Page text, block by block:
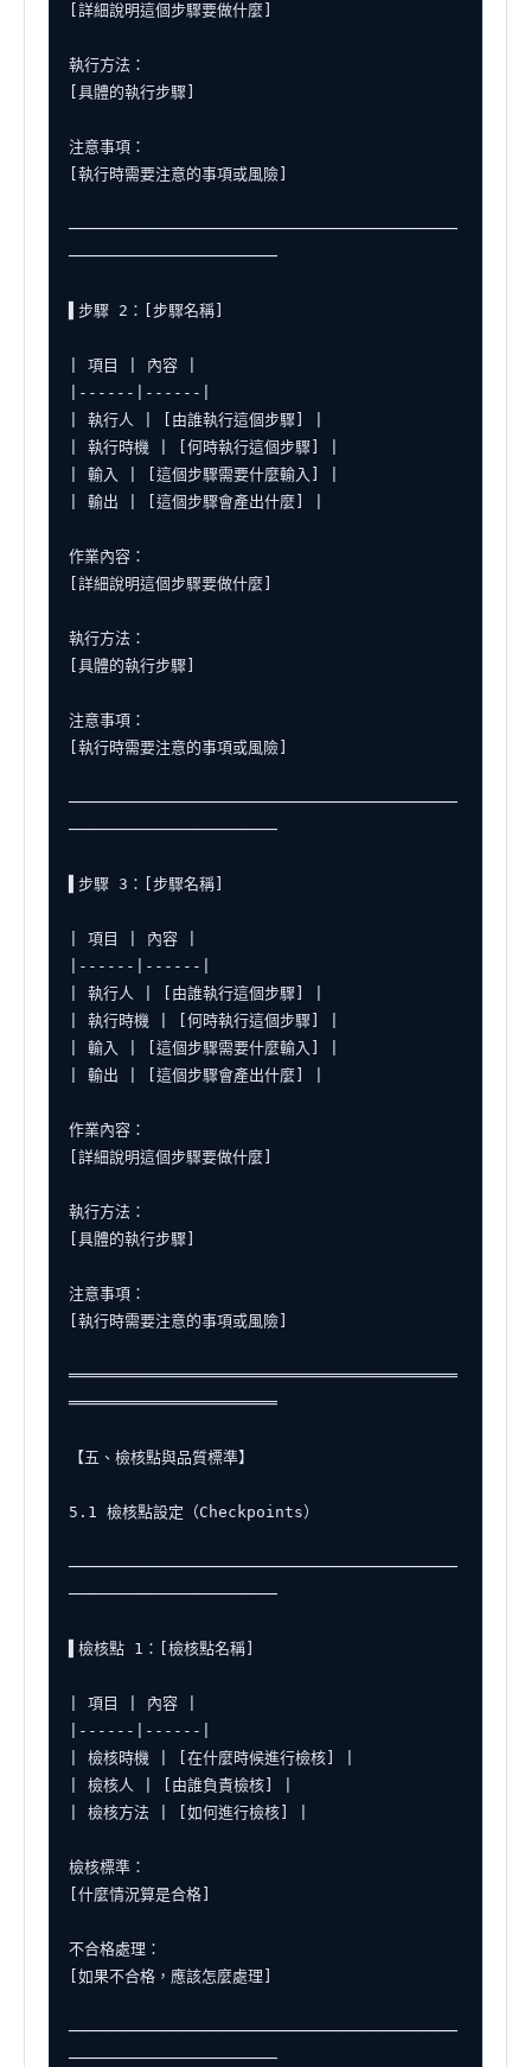
[詳細說明這個步驟要做什麼]
執行方法：
[具體的執行步驟]
注意事項：
[執行時需要注意的事項或風險]
─────────────────────────────────────────
──────────────────────
▌步驟 2：[步驟名稱]
| 項目 | 內容 |
|------|------|
| 執行人 | [由誰執行這個步驟] |
| 執行時機 | [何時執行這個步驟] |
| 輸入 | [這個步驟需要什麼輸入] |
| 輸出 | [這個步驟會產出什麼] |
作業內容：
[詳細說明這個步驟要做什麼]
執行方法：
[具體的執行步驟]
注意事項：
[執行時需要注意的事項或風險]
─────────────────────────────────────────
──────────────────────
▌步驟 3：[步驟名稱]
| 項目 | 內容 |
|------|------|
| 執行人 | [由誰執行這個步驟] |
| 執行時機 | [何時執行這個步驟] |
| 輸入 | [這個步驟需要什麼輸入] |
| 輸出 | [這個步驟會產出什麼] |
作業內容：
[詳細說明這個步驟要做什麼]
執行方法：
[具體的執行步驟]
注意事項：
[執行時需要注意的事項或風險]
═════════════════════════════════════════
══════════════════════
【五、檢核點與品質標準】
5.1 檢核點設定（Checkpoints）
─────────────────────────────────────────
──────────────────────
▌檢核點 1：[檢核點名稱]
| 項目 | 內容 |
|------|------|
| 檢核時機 | [在什麼時候進行檢核] |
| 檢核人 | [由誰負責檢核] |
| 檢核方法 | [如何進行檢核] |
檢核標準：
[什麼情況算是合格]
不合格處理：
[如果不合格，應該怎麼處理]
─────────────────────────────────────────
──────────────────────